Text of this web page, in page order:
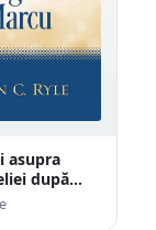
asupra
după